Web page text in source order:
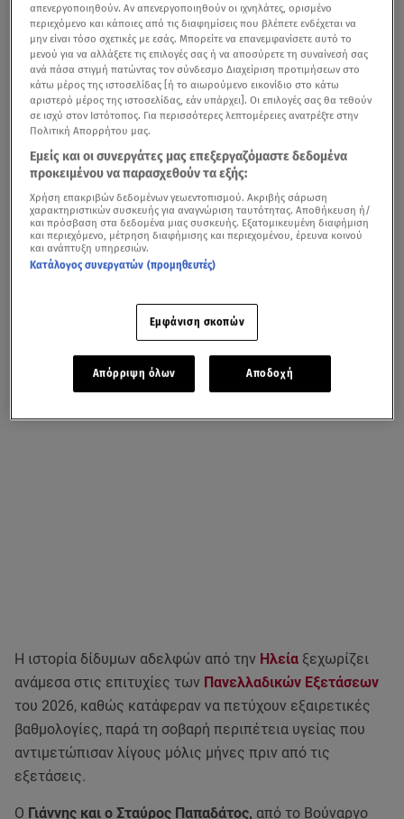
Η ιστορία δίδυμων αδελφών από την Ηλεία ξεχωρίζει
ανάμεσα στις επιτυχίες των Πανελλαδικών Εξετάσεων
του 2026, καθώς κατάφεραν να πετύχουν εξαιρετικές
βαθμολογίες, παρά τη σοβαρή περιπέτεια υγείας που
αντιμετώπισαν λίγους μόλις μήνες πριν από τις
εξετάσεις.
Ο Γιάννης και ο Σταύρος Παπαδάτος, από το Βούναργο
απενεργοποιηθούν. Αν απενεργοποιηθούν οι ιχνηλάτες, ορισμένο
περιεχόμενο και κάποιες από τις διαφημίσεις που βλέπετε ενδέχεται να
μην είναι τόσο σχετικές με εσάς. Μπορείτε να επανεμφανίσετε αυτό το
μενού για να αλλάξετε τις επιλογές σας ή να αποσύρετε τη συναίνεσή σας
ανά πάσα στιγμή πατώντας τον σύνδεσμο Διαχείριση προτιμήσεων στο
κάτω μέρος της ιστοσελίδας [ή το αιωρούμενο εικονίδιο στο κάτω
αριστερό μέρος της ιστοσελίδας, εάν υπάρχει]. Οι επιλογές σας θα τεθούν
σε ισχύ στον Ιστότοπος. Για περισσότερες λεπτομέρειες ανατρέξτε στην
Πολιτική Απορρήτου μας.
Εμείς και οι συνεργάτες μας επεξεργαζόμαστε δεδομένα
προκειμένου να παρασχεθούν τα εξής:
Χρήση επακριβών δεδομένων γεωεντοπισμού. Ακριβής σάρωση
χαρακτηριστικών συσκευής για αναγνώριση ταυτότητας. Αποθήκευση ή/
και πρόσβαση στα δεδομένα μιας συσκευής. Εξατομικευμένη διαφήμιση
και περιεχόμενο, μέτρηση διαφήμισης και περιεχομένου, έρευνα κοινού
και ανάπτυξη υπηρεσιών.
Κατάλογος συνεργατών (προμηθευτές)
Εμφάνιση σκοπών
Απόρριψη όλων Αποδοχή